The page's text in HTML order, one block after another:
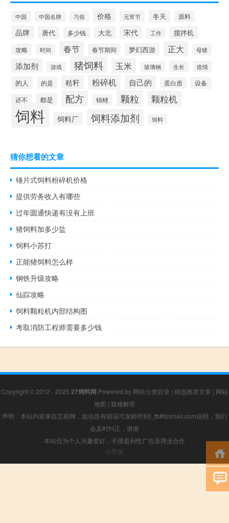
中国 中国名牌 习俗 价格 元宵节 冬天 原料
品牌 唐代 多少钱 大北 宋代 工作 搅拌机
攻略 时间 春节 春节期间 梦幻西游 正大 母猪
添加剂 游戏 猪饲料 玉米 玻璃钢 生长 疫情
的人 的是 秸秆 粉碎机 自己的 蛋白质 设备
还不 都是 配方 锦鲤 颗粒 颗粒机
饲料 饲料厂 饲料添加剂 饵料
猜你想看的文章
锤片式饲料粉碎机价格
提供劳务收入有哪些
过年圆通快递有没有上班
猪饲料加多少盐
饲料小苏打
正能猪饲料怎么样
钢铁升级攻略
仙踪攻略
饲料颗粒机内部结构图
考取消防工程师需要多少钱
Copyright © 2012 - 2026 27饲料网 Powered by 网站分类目录 | 精选推荐文章 | 网站
地图 | 疑难解答
声明：本站内容来自互联网，如信息有错误可发邮件到f_fb#foxmail.com说明，我们
会及时纠正，谢谢
本站仅为个人兴趣爱好，不接盈利性广告及商业合作
小男孩